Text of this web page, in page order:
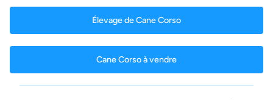
Élevage de Cane Corso
Cane Corso à vendre